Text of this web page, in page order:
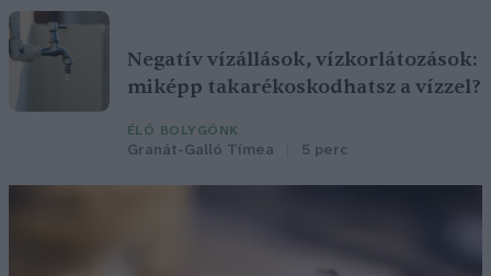
Negatív vízállások, vízkorlátozások:
miképp takarékoskodhatsz a vízzel?
ÉLŐ BOLYGÓNK
Granát-Galló Tímea 5 perc